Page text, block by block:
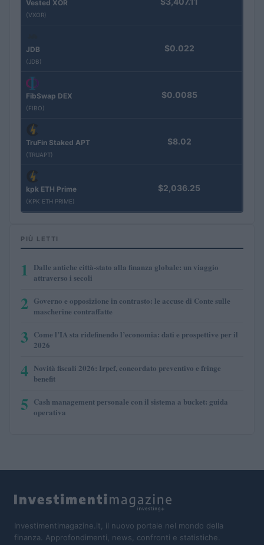
Vested XOR
(VXOR)
JDB
(JDB)
$0.022
FibSwap DEX
(FIBO)
$0.0085
TruFin Staked APT
(TRUAPT)
$8.02
kpk ETH Prime
(KPK ETH PRIME)
$2,036.25
PIÙ LETTI
1
Dalle antiche città-stato alla finanza globale: un viaggio
attraverso i secoli
2 Governo e opposizione in contrasto: le accuse di Conte sulle
mascherine contraffatte
3 Come l’IA sta ridefinendo l’economia: dati e prospettive per il
2026
4 Novità fiscali 2026: Irpef, concordato preventivo e fringe
benefit
5 Cash management personale con il sistema a bucket: guida
operativa
Investimentimagazine.it, il nuovo portale nel mondo della
finanza. Approfondimenti, news, confronti e statistiche.